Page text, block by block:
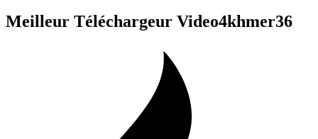
Meilleur Téléchargeur Video4khmer36